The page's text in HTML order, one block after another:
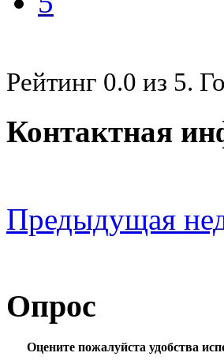
Рейтинг 0.0 из 5.
Контактная
Предыдущая
Опрос
Оцените пожалуйста удобства